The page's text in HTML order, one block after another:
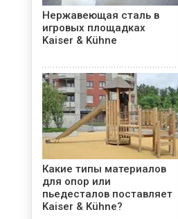
Нержавеющая сталь в
игровых площадках
Kaiser & Kühne
Какие типы материалов
для опор или
пьедесталов поставляет
Kaiser & Kühne?